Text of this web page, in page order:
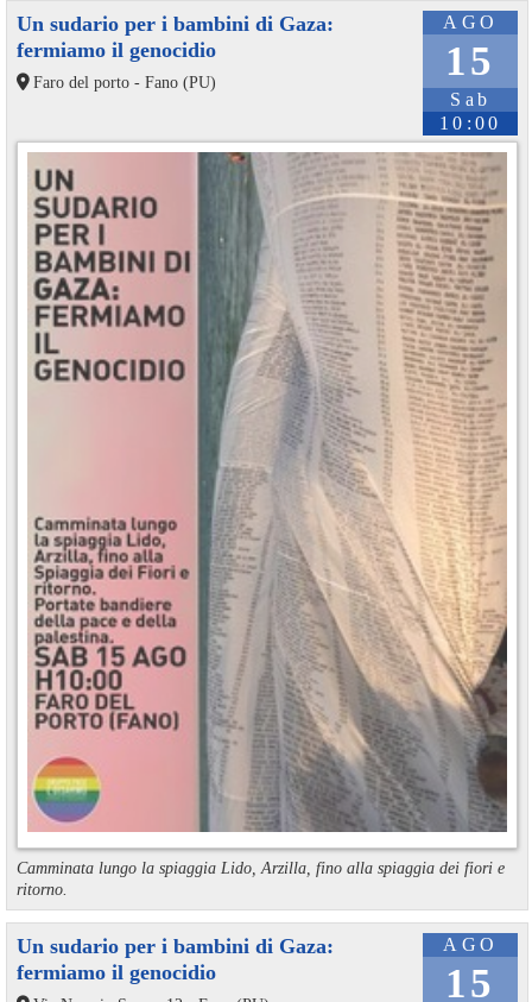
AGO
15
Sab
10:00
Un sudario per i bambini di Gaza:
fermiamo il genocidio
Faro del porto - Fano (PU)
Camminata lungo la spiaggia Lido, Arzilla, fino alla spiaggia dei fiori e
ritorno.
AGO
15
Un sudario per i bambini di Gaza:
fermiamo il genocidio